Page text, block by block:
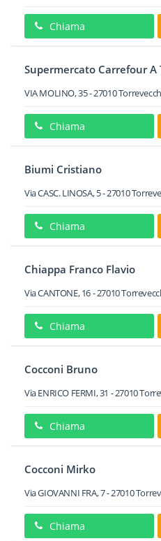
Chiama
Supermercato Carrefour A
VIA MOLINO, 35-27010
Chiama
Biumi Cristiano
Via CASC. LINOSA, 5-27010
Chiama
Chiappa Franco Flavio
Via CANTONE, 16-27010
Chiama
Cocconi Bruno
Via ENRICO FERMI, 31 -27010
Chiama
Cocconi Mirko
Via GIOVANNI FRA, 7-27010
Chiama